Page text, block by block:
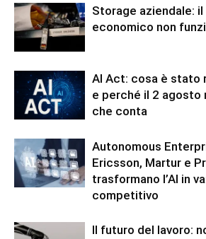
Storage aziendale:
economico non
AI Act: cosa è stato
e perché il 2 agosto
che conta
Autonomous
Ericsson, Martur e
trasformano l’AI in
competitivo
Il futuro del lavoro: